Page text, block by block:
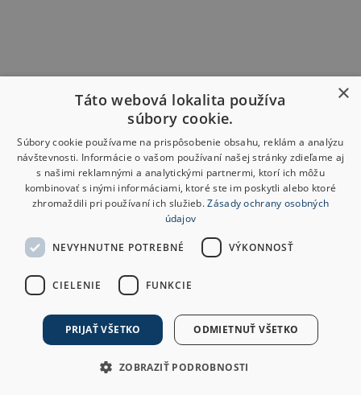
×
Táto webová lokalita používa
súbory cookie.
Súbory cookie používame na prispôsobenie obsahu, reklám a analýzu
návštevnosti. Informácie o vašom používaní našej stránky zdieľame aj
s našimi reklamnými a analytickými partnermi, ktorí ich môžu
kombinovať s inými informáciami, ktoré ste im poskytli alebo ktoré
zhromaždili pri používaní ich služieb.Zásady ochrany osobných
údajov
NEVYHNUTNE POTREBNÉ VÝKONNOSŤ
CIELENIE FUNKCIE
PRIJAŤ VŠETKO ODMIETNUŤ VŠETKO
ZOBRAZIŤ PODROBNOSTI